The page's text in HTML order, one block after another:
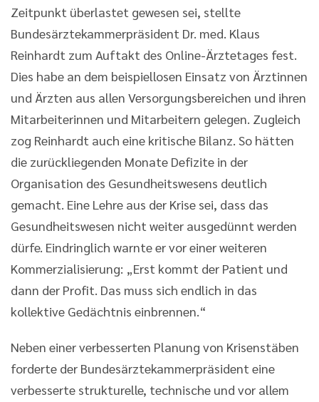
Zeitpunkt überlastet gewesen sei, stellte
Bundesärztekammerpräsident Dr. med. Klaus
Reinhardt zum Auftakt des Online-Ärztetages fest.
Dies habe an dem beispiellosen Einsatz von Ärztinnen
und Ärzten aus allen Versorgungsbereichen und ihren
Mitarbeiterinnen und Mitarbeitern gelegen. Zugleich
zog Reinhardt auch eine kritische Bilanz. So hätten
die zurückliegenden Monate Defizite in der
Organisation des Gesundheitswesens deutlich
gemacht. Eine Lehre aus der Krise sei, dass das
Gesundheitswesen nicht weiter ausgedünnt werden
dürfe. Eindringlich warnte er vor einer weiteren
Kommerzialisierung: „Erst kommt der Patient und
dann der Profit. Das muss sich endlich in das
kollektive Gedächtnis einbrennen.“
Neben einer verbesserten Planung von Krisenstäben
forderte der Bundesärztekammerpräsident eine
verbesserte strukturelle, technische und vor allem